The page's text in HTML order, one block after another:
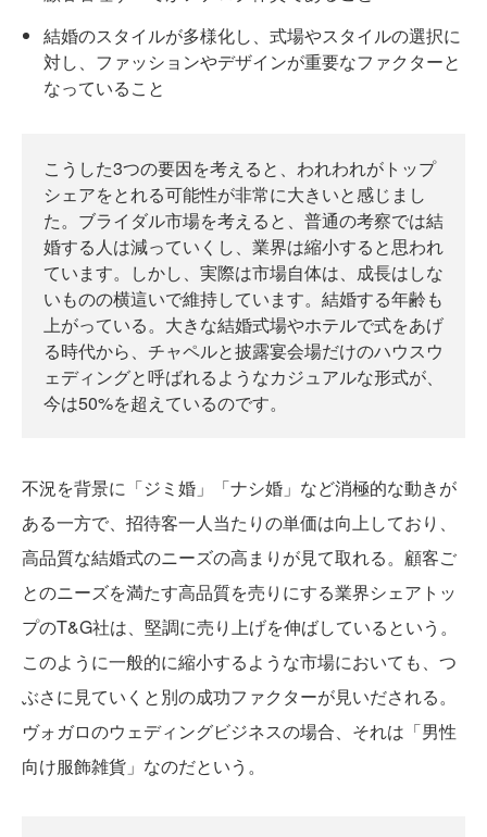
結婚のスタイルが多様化し、式場やスタイルの選択に
対し、ファッションやデザインが重要なファクターと
なっていること
こうした3つの要因を考えると、われわれがトップ
シェアをとれる可能性が非常に大きいと感じまし
た。ブライダル市場を考えると、普通の考察では結
婚する人は減っていくし、業界は縮小すると思われ
ています。しかし、実際は市場自体は、成長はしな
いものの横這いで維持しています。結婚する年齢も
上がっている。大きな結婚式場やホテルで式をあげ
る時代から、チャペルと披露宴会場だけのハウスウ
ェディングと呼ばれるようなカジュアルな形式が、
今は50%を超えているのです。
不況を背景に「ジミ婚」「ナシ婚」など消極的な動きが
ある一方で、招待客一人当たりの単価は向上しており、
高品質な結婚式のニーズの高まりが見て取れる。顧客ご
とのニーズを満たす高品質を売りにする業界シェアトッ
プのT&G社は、堅調に売り上げを伸ばしているという。
このように一般的に縮小するような市場においても、つ
ぶさに見ていくと別の成功ファクターが見いだされる。
ヴォガロのウェディングビジネスの場合、それは「男性
向け服飾雑貨」なのだという。